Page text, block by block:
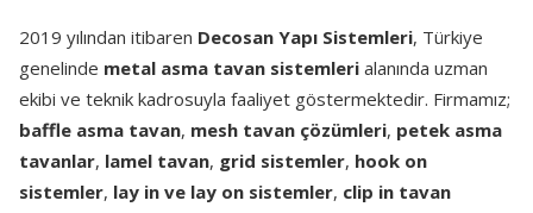
2019 yılından itibaren Decosan Yapı Sistemleri, Türkiye
genelinde metal asma tavan sistemleri alanında uzman
ekibi ve teknik kadrosuyla faaliyet göstermektedir. Firmamız;
baffle asma tavan, mesh tavan çözümleri, petek asma
tavanlar, lamel tavan, grid sistemler, hook on
sistemler, lay in ve lay on sistemler, clip in tavan